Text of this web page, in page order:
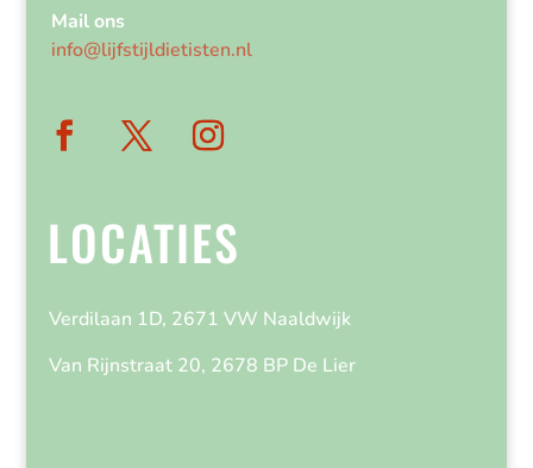
Mail ons
info@lijfstijldietisten.nl
LOCATIES
Verdilaan 1D, 2671 VW Naaldwijk
Van Rijnstraat 20, 2678 BP De Lier